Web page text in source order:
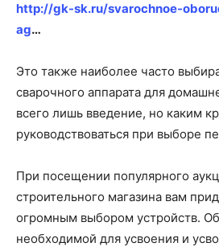
http://gk-sk.ru/svarochnoe-
ag…
Это также наиболее часто
сварочного аппарата для
всего лишь введение, но каким
руководствоваться при выборе
При посещении популярного
строительного магазина вам
огромным выбором устройств.
необходимой для усвоения и